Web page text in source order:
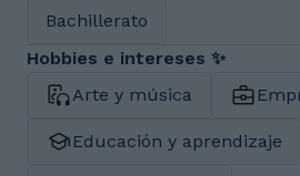
Bachillerato
Hobbies e intereses ✨
Arte y música
Educación y aprendizaje